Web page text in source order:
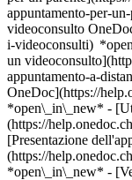
appuntamento-per-
videoconsulto
i-videoconsulti)
un
appuntamento-a-
OneDoc](https://
*open\_in\_new* -
(https://
[Presentazione
(https://
*open\_in\_new* - [Verificare se un appuntamento è confermato](https://help.onedoc.ch/it/verificare-se-un-appuntamento-%C3%A8-confermato) *open\_in\_new* - [Annullare un appuntamento prenotato online su OneDoc](https://help.onedoc.ch/it/annullare-un-appuntamento-prenotato-online-su-onedoc) *open\_in\_new* - [Non ho ricevuto la conferma dell'appuntamento](https://help.onedoc.ch/it/non-ho-ricevuto-la-conferma-dellappuntamento) *open\_in\_new* [Vedi tutti i nostri articoli *open\_in\_new*](https://help.onedoc.ch/it/) # Hôpital de Morges (EHC) - Endo/Diabétologie ## Ospedale Mappa Presentazione Il team ![Icona paziente con segno più che indica che il professionista accetta nuovi pazienti](https://www.onedoc.ch/assets/images/icons/new-patients.svg) ### Pazienti accettati Hôpital de Morges (EHC) - Endo/Diabétologie accetta nuovi pazienti ![Icona